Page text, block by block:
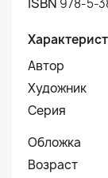
978-5-
Автор
Художник
Серия
Обложка
Возраст